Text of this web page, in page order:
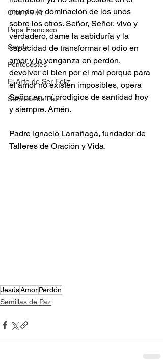
Orar y Vivir
Papa Francisco
Senda
Pentecostés
El Arte de Ser Feliz
Semillas de Paz
mundo la dominación de los unos
sobre los otros. Señor, Señor, vivo y
verdadero, dame la sabiduría y la
capacidad de transformar el odio en
amor y la venganza en perdón,
devolver el bien por el mal porque para
el amor no existen imposibles, opera
Señor en mí prodigios de santidad hoy
y siempre. Amén.
Padre Ignacio Larrañaga, fundador de
Talleres de Oración y Vida.
JesúsAmorPerdón
Semillas de Paz